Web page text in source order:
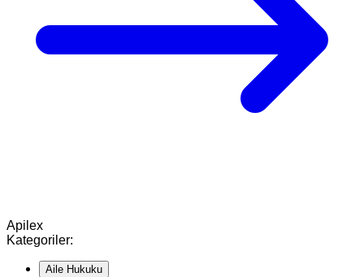
Apilex
Kategoriler:
Aile Hukuku